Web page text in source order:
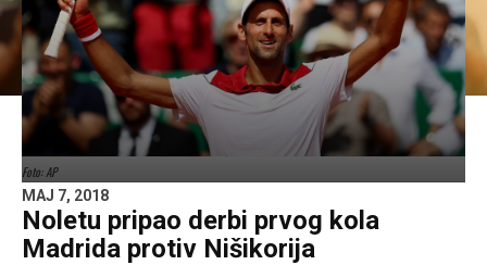
Foto: AP
MAJ 7, 2018
Noletu pripao derbi prvog kola
Madrida protiv Nišikorija